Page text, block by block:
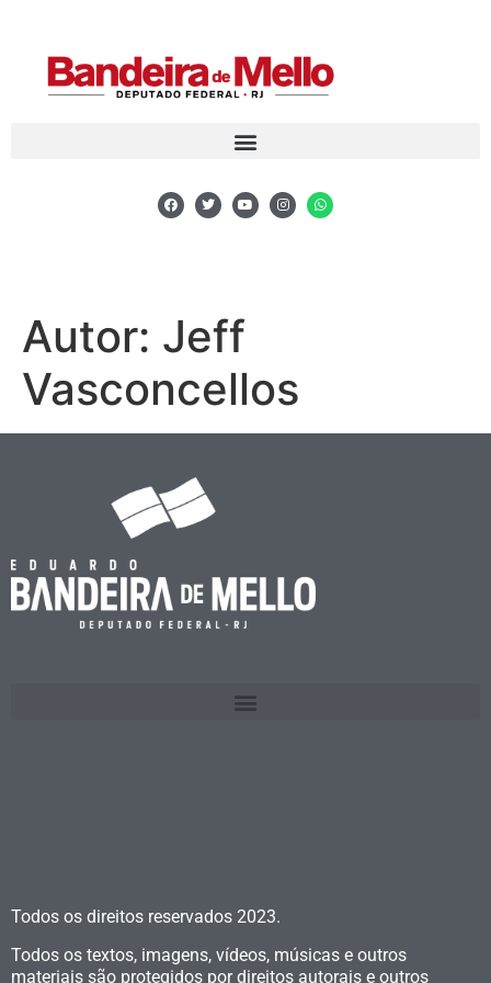
Autor: Jeff
Vasconcellos
Todos os direitos reservados 2023.
Todos os textos, imagens, vídeos, músicas e outros
materiais são protegidos por direitos autorais e outros